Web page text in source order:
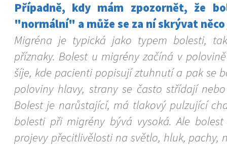
Případně, kdy mám zpozornět, že
"normální" a může se za ní skrývat něco
Migréna je typická jako typem bolesti,
příznaky. Bolest u migrény začíná v
šíje, kde pacienti popisují ztuhnutí a pak se
poloviny hlavy, strany se často střídají
Bolest je narůstající, má tlakový pulzující
bolesti při migrény bývá vysoká. Ale
projevy přecitlivělosti na světlo, hluk, pachy,